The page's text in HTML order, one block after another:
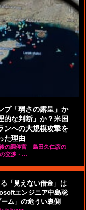
プ「弱さの露呈」か
的な判断」か？米国
ンへの大規模攻撃を
た理由
の調停官 島田久仁彦の
の交渉・…
「見えない借金」は
エンジニア中島聡
ム」の危うい裏側